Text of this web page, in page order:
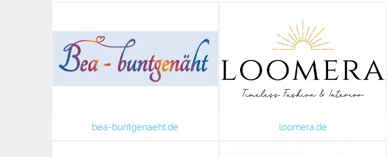
bea-buntgenaeht.de loomera.de